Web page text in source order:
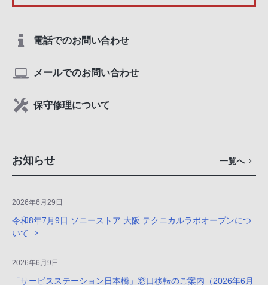
電話でのお問い合わせ
メールでのお問い合わせ
保守修理について
お知らせ 一覧へ
2026年6月29日
令和8年7月9日 ソニーストア 大阪 テクニカルラボオープンにつ
いて
2026年6月9日
「サービスステーション日本橋」窓口移転のご案内（2026年6月